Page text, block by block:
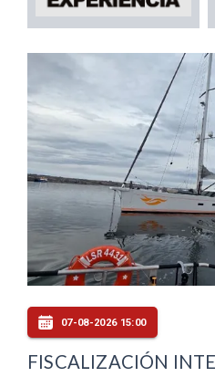
07-08-2026 15:00
FISCALIZACIÓN